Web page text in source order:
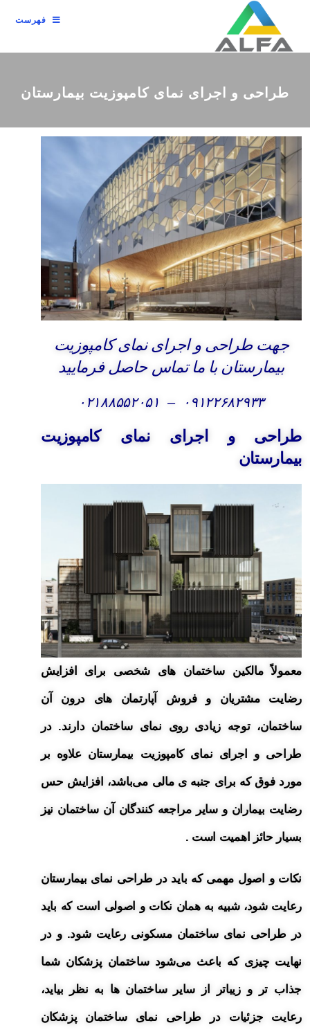
فهرست
طراحی و اجرای نمای کامپوزیت بیمارستان
جهت طراحی و اجرای نمای کامپوزیت
بیمارستان با ما تماس حاصل فرمایید
۰۹۱۲۲۶۸۲۹۳۳ – ۰۲۱۸۸۵۵۲۰۵۱
طراحی و اجرای نمای کامپوزیت
بیمارستان
معمولاً مالکین ساختمان های شخصی برای افزایش
رضایت مشتریان و فروش آپارتمان های درون آن
ساختمان، توجه زیادی روی نمای ساختمان دارند. در
طراحی و اجرای نمای کامپوزیت بیمارستان علاوه بر
مورد فوق که برای جنبه ی مالی می‌باشد، افزایش حس
رضایت بیماران و سایر مراجعه کنندگان آن ساختمان نیز
بسیار حائز اهمیت است .
نکات و اصول مهمی که باید در طراحی نمای بیمارستان
رعایت شود، شبیه به همان نکات و اصولی است که باید
در طراحی نمای ساختمان مسکونی رعایت شود. و در
نهایت چیزی که باعث می‌شود ساختمان پزشکان شما
جذاب تر و زیباتر از سایر ساختمان ها به نظر بیاید،
رعایت جزئیات در طراحی نمای ساختمان پزشکان